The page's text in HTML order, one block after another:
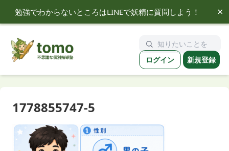
勉強でわからないところはLINEで妖精に質問しよう！ ×
tomo ログイン 新規登録
1778855747-5